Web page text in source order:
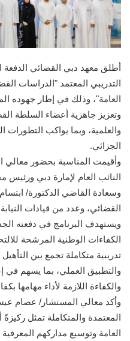
أطلق معهد دبي القضائي
التدريبي المعتمد "الدراسات
العامة"، وذلك في إطار جهوده
وتعزيز جاهزية أعضاء السلطة
والعلمية، وبما يواكب
الجزائي.
وأقيمت المناسبة بحضور
النائب العام لإمارة دبي
وسعادة القاضي الدكتورة/
القضائي، وعدد من قيادات النيابة
الكفاءات الوطنية المرشحة
تدريبية متكاملة تجمع بين
والتطبيق العملي، بما يسهم في
والكفاءة اللازمة لأداء مهامها
وأكد معالي المستشار/ عصام
المعتمدة والمتكاملة تمثل
العامة وتوسيع مداركهم المعرفية